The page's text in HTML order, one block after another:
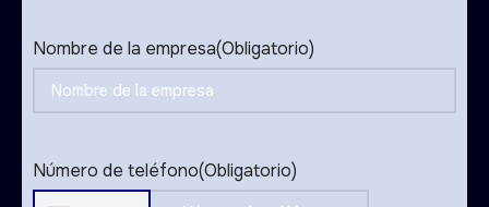
Nombre de la empresa(Obligatorio)
Número de teléfono(Obligatorio)